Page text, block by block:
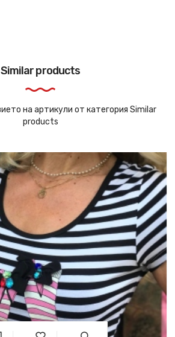
Similar products
на артикули от категория Similar
products